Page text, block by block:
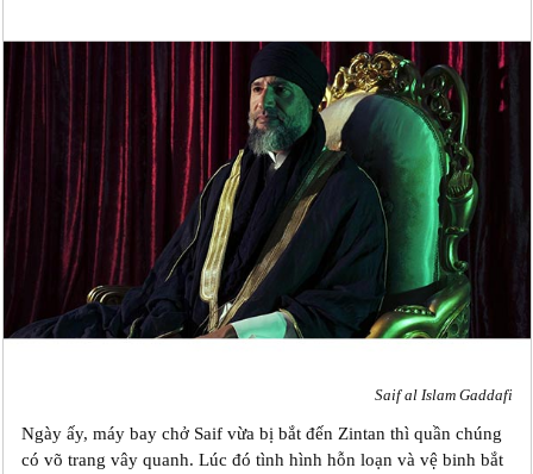
Saif al Islam Gaddafi
Ngày ấy, máy bay chở Saif vừa bị bắt đến Zintan thì quần chúng
có võ trang vây quanh. Lúc đó tình hình hỗn loạn và vệ binh bắt